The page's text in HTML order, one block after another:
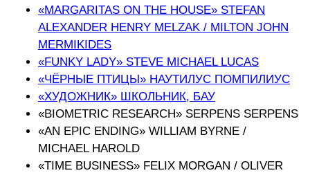
«MARGARITAS ON THE HOUSE» STEFAN
ALEXANDER HENRY MELZAK / MILTON JOHN
MERMIKIDES
«FUNKY LADY» STEVE MICHAEL LUCAS
«ЧЁРНЫЕ ПТИЦЫ» НАУТИЛУС ПОМПИЛИУС
«ХУДОЖНИК» ШКОЛЬНИК, БАУ
«BIOMETRIC RESEARCH» SERPENS SERPENS
«AN EPIC ENDING» WILLIAM BYRNE /
MICHAEL HAROLD
«TIME BUSINESS» FELIX MORGAN / OLIVER